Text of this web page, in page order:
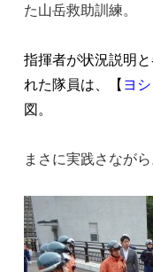
た山岳救助訓練。
指揮者が状況説明
れた隊員は、【 ヨシ
図。
まさに実践さなが